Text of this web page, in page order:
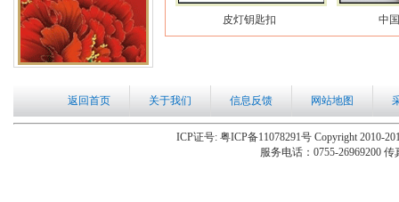
皮灯钥匙扣 中
返回首页 关于我们 信息反馈 网站地图
ICP证号: 粤ICP备11078291号 Copyright 2010-
服务电话：0755-26969200 传